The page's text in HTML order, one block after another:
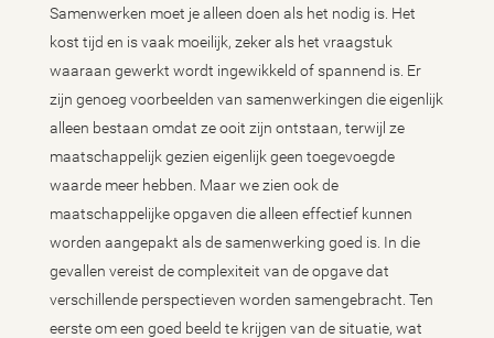
Samenwerken moet je alleen doen als het nodig is. Het
kost tijd en is vaak moeilijk, zeker als het vraagstuk
waaraan gewerkt wordt ingewikkeld of spannend is. Er
zijn genoeg voorbeelden van samenwerkingen die eigenlijk
alleen bestaan omdat ze ooit zijn ontstaan, terwijl ze
maatschappelijk gezien eigenlijk geen toegevoegde
waarde meer hebben. Maar we zien ook de
maatschappelijke opgaven die alleen effectief kunnen
worden aangepakt als de samenwerking goed is. In die
gevallen vereist de complexiteit van de opgave dat
verschillende perspectieven worden samengebracht. Ten
eerste om een goed beeld te krijgen van de situatie, wat